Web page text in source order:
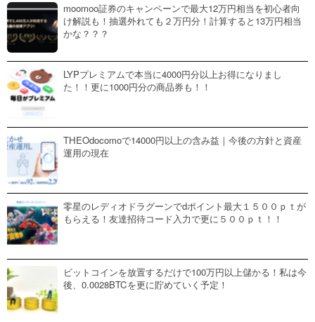
moomoo証券のキャンペーンで最大12万円相当を初心者向
け解説も！抽選外れても２万円分！計算すると13万円相当
かな？？？
LYPプレミアムで本当に4000円分以上お得になりまし
た！！更に1000円分の商品券も！！
THEOdocomoで14000円以上の含み益｜今後の方針と資産
運用の現在
零星のレディオドラグーンでdポイント最大１５００ｐｔが
もらえる！友達招待コード入力で更に５００ｐｔ！！
ビットコインを放置するだけで100万円以上儲かる！私は今
後、0.0028BTCを更に貯めていく予定！